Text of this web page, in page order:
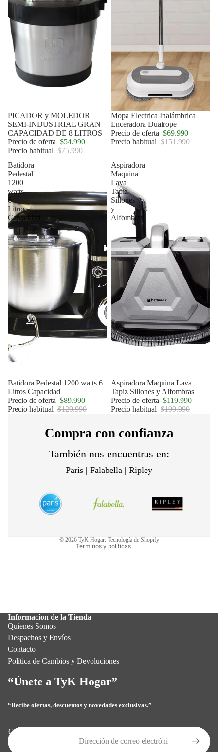
Oferta
PICADOR y MOLEDOR
SEMI-INDUSTRIAL GRAN
CAPACIDAD DE 8 LITROS
Precio de oferta $54.990
Precio habitual $75.990
Oferta
Mopa Electrica Inalámbrica
Enceradora Dualrope
Precio de oferta $69.990
Precio habitual $151.990
Batidora
Pedestal
1200
watts
6
Litros
Capacidad
Oferta
Batidora Pedestal 1200 watts 6
Litros Capacidad
Precio de oferta $89.990
Precio habitual $129.990
Aspiradora
Maquina
Lava
Tapiz
Sillones
y
Alfombras
Oferta
Aspiradora Maquina Lava
Tapiz Sillones y Alfombras
Precio de oferta $119.990
Precio habitual $199.990
Compra con confianza
También nos encuentras en:
Paris | Falabella | Ripley
© 2026 TyK Hogar, Tecnología de Shopify
Términos y políticas
Política de reembolso
Términos del servicio
Informacion de la Tienda
Quienes Somos
Despachos y Envíos
Contacto
Política de Cambios y Devoluciones
“Únete a TyK Hogar”
“Recibe ofertas, descuentos y novedades exclusivas.”
Correo electrónico
Política de privacidad